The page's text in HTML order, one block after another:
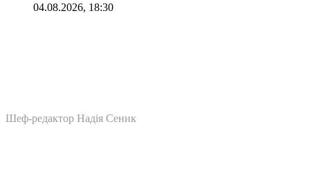
04.08.2026, 18:30
Шеф-редактор Надія Сеник